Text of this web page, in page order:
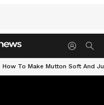
How To Make Mutton Soft And